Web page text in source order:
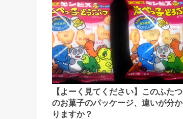
【よーく見てください】このふたつ
のお菓子のパッケージ、違いが分か
りますか？